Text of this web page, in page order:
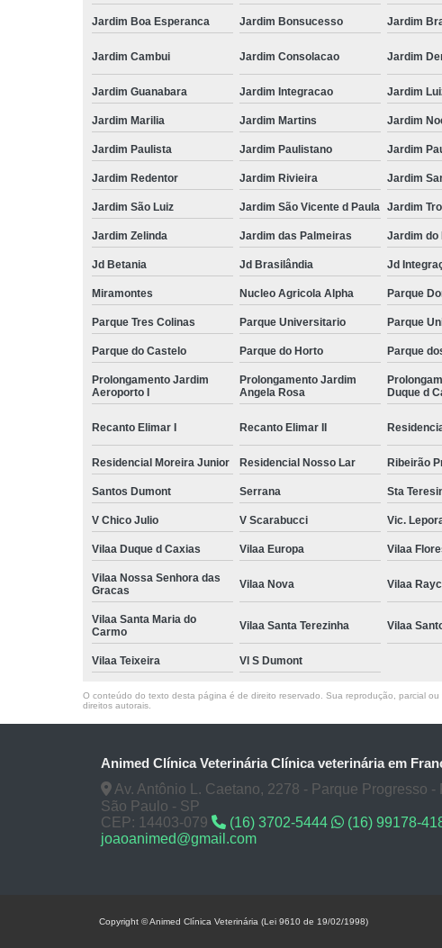
Jardim Boa Esperanca Jardim Bonsucesso Jardim
Jardim Cambui Jardim Consolacao Jardim
Jardim Guanabara Jardim Integracao Jardim
Jardim Marilia Jardim Martins Jardim
Jardim Paulista Jardim Paulistano Jardim
Jardim Redentor Jardim Rivieira Jardim
Jardim São Luiz Jardim São Vicente d Paula Jardim
Jardim Zelinda Jardim das Palmeiras Jardim do
Jd Betania Jd Brasilândia Jd
Miramontes Nucleo Agricola Alpha Parque
Parque Tres Colinas Parque Universitario Parque
Parque do Castelo Parque do Horto Parque
Prolongamento Jardim
Aeroporto I
Prolongamento Jardim
Angela Rosa
Duque d
Recanto Elimar I Recanto Elimar II
Residencial Moreira Junior Residencial Nosso Lar Ribeirão
Santos Dumont Serrana Sta
V Chico Julio V Scarabucci Vic.
Vilaa Duque d Caxias Vilaa Europa Vilaa
Vilaa Nossa Senhora das
Gracas
Vilaa Nova Vilaa
Vilaa Santa Maria do
Carmo
Vilaa Santa Terezinha Vilaa
Vilaa Teixeira Vl S Dumont
O conteúdo do texto desta página é de direito reservado. Sua reprodução, parcial
direitos autorais
Animed Clínica Veterinária Clínica veterinária em
Av. Antônio L. Caetano, 2278 - Parque Progresso -
São Paulo - SP
CEP: 14403-079
(16) 3702-5444
(16) 99178-
joaoanimed@gmail.com
Copyright © Animed Clínica Veterinária (Lei 9610 de 19/02/1998)